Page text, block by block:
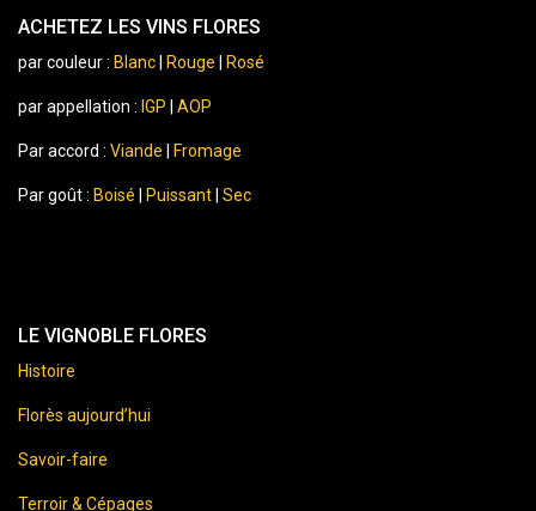
ACHETEZ LES VINS FLORES
par couleur : Blanc Rouge Rosé
par appellation : IGP AOP
Par accord : Viande Fromage
Par goût : Boisé Puissant Sec
LE VIGNOBLE FLORES
Histoire
Florès aujourd’hui
Savoir-faire
Terroir & Cépages